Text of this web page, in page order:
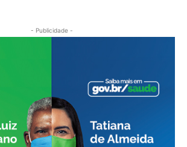
- Publicidade -